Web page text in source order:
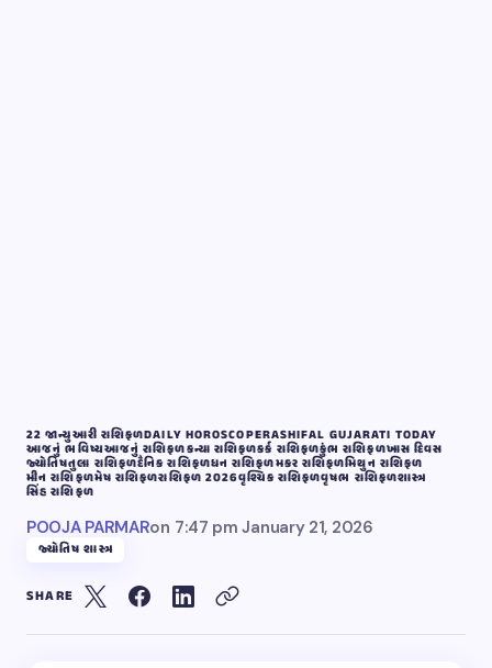
22 જાન્યુઆરી રાશિફળDAILY HOROSCOPERASHIFAL GUJARATI TODAY
આજનું ભવિષ્યઆજનું રાશિફળકન્યા રાશિફળકર્ક રાશિફળકુંભ રાશિફળખાસ દિવસ
જ્યોતિષતુલા રાશિફળદૈનિક રાશિફળધન રાશિફળમકર રાશિફળમિથુન રાશિફળ
મીન રાશિફળમેષ રાશિફળરાશિફળ 2026વૃશ્ચિક રાશિફળવૃષભ રાશિફળશાસ્ત્ર
સિંહ રાશિફળ
POOJA PARMARon 7:47 pm January 21, 2026
જ્યોતિષ શાસ્ત્ર
SHARE